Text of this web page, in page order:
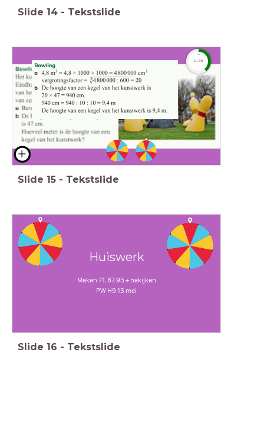
Slide 14 - Tekstslide
timer
1:00
Slide 15 - Tekstslide
Huiswerk
Maken 71, 87, 95 + nakijken
PW H9 13 mei
Slide 16 - Tekstslide